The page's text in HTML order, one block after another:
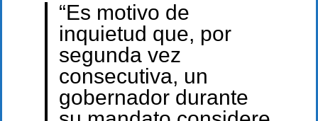
“Es motivo de
inquietud que, por
segunda vez
consecutiva, un
gobernador durante